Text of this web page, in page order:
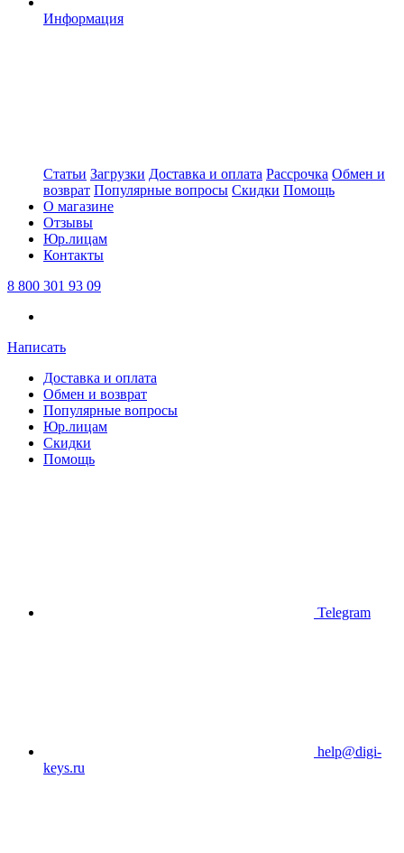
Информация
Статьи Загрузки Доставка и оплата Рассрочка Обмен и
возврат Популярные вопросы Скидки Помощь
О магазине
Отзывы
Юр.лицам
Контакты
8 800 301 93 09
Написать
Доставка и оплата
Обмен и возврат
Популярные вопросы
Юр.лицам
Скидки
Помощь
Telegram
help@digi-
keys.ru